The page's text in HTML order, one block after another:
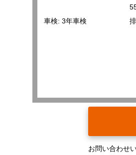
車検: 3年車検
お問い合わせ